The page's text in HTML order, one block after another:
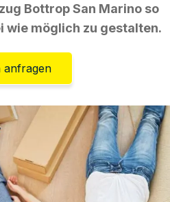
Bottrop San Marino so
wie möglich zu gestalten.
anfragen